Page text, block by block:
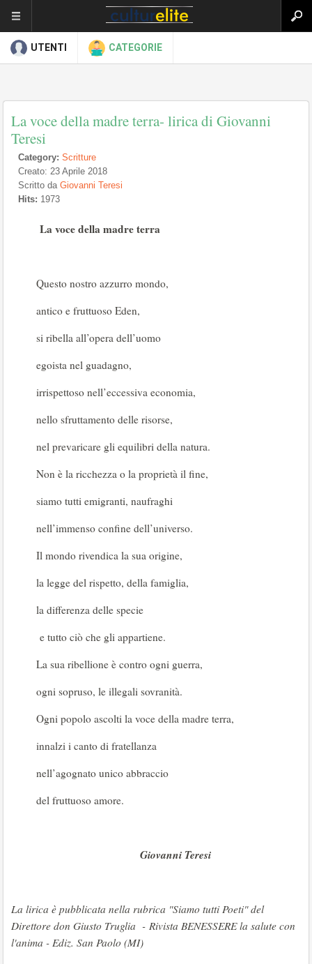
UTENTI CATEGORIE
La voce della madre terra- lirica di Giovanni
Teresi
Category: Scritture
Creato: 23 Aprile 2018
Scritto da Giovanni Teresi
Hits: 1973
La voce della madre terra
Questo nostro azzurro mondo,
antico e fruttuoso Eden,
si ribella all’opera dell’uomo
egoista nel guadagno,
irrispettoso nell’eccessiva economia,
nello sfruttamento delle risorse,
nel prevaricare gli equilibri della natura.
Non è la ricchezza o la proprietà il fine,
siamo tutti emigranti, naufraghi
nell’immenso confine dell’universo.
Il mondo rivendica la sua origine,
la legge del rispetto, della famiglia,
la differenza delle specie
e tutto ciò che gli appartiene.
La sua ribellione è contro ogni guerra,
ogni sopruso, le illegali sovranità.
Ogni popolo ascolti la voce della madre terra,
innalzi i canto di fratellanza
nell’agognato unico abbraccio
del fruttuoso amore.
Giovanni Teresi
La lirica è pubblicata nella rubrica "Siamo tutti Poeti" del
Direttore don Giusto Truglia - Rivista BENESSERE la salute con
l'anima - Ediz. San Paolo (MI)